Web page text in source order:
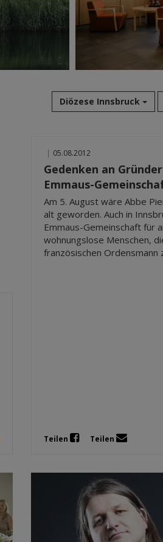
Diözese Innsbruck
| 05.08.2012
Gedenken an
Emmaus-
Am 5. August wäre Abbe
alt geworden. Auch in
Emmaus-Gemeinschaft für
wohnungslose Menschen,
französischen Ordensmann
Teilen Teilen